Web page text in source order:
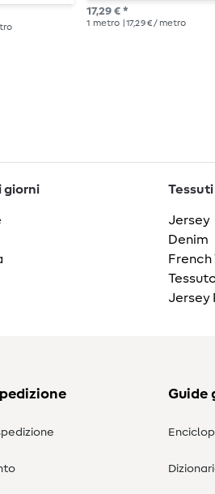
17,29 € *
1 metro | 17,29 € / metro
giorni
Jersey
Denim
French
Jersey
Guide